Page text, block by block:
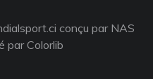
conçu par NAS
parColorlib